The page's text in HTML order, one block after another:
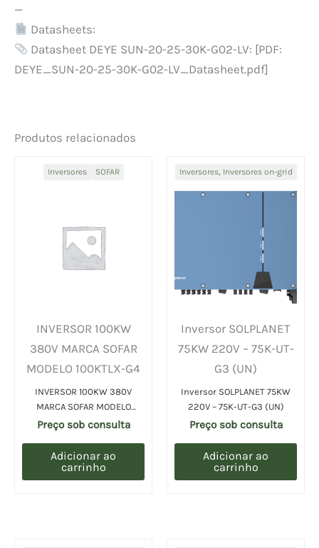
—
Datasheets:
Datasheet DEYE SUN-20-25-30K-G02-LV: [PDF:
DEYE_SUN-20-25-30K-G02-LV_Datasheet.pdf]
Produtos relacionados
Inversores SOFAR
INVERSOR 100KW
380V MARCA SOFAR
MODELO 100KTLX-G4
INVERSOR 100KW 380V
MARCA SOFAR MODELO
100KTLX-G4 (UN)
Preço sob consulta
Adicionar ao
carrinho
Inversores, Inversores on-grid
Inversor SOLPLANET
75KW 220V – 75K-UT-
G3 (UN)
Inversor SOLPLANET 75KW
220V – 75K-UT-G3 (UN)
Preço sob consulta
Adicionar ao
carrinho